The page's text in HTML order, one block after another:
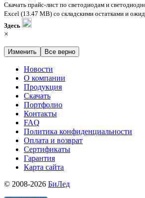
Скачать прайс-лист по светодиодам и
Excel (13.47 MB) со складскими остатками и
Здесь
×
Изменить Все верно
Новости
О компании
Продукция
Скачать
Портфолио
Контакты
FAQ
Политика конфиденциальности
Оплата и возврат
Сертификаты
Гарантия
Карта сайта
© 2008-2026 БиЛед